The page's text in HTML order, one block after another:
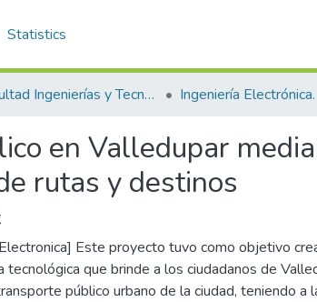
Statistics
Facultad Ingenierías y Tecnologías Ingeniería Electrónica.
en Valledupar
rutas y destinos
Este proyecto tuvo como objetivo
tecnológica que brinde a los ciudadanos de
público urbano de la ciudad, teniendo a